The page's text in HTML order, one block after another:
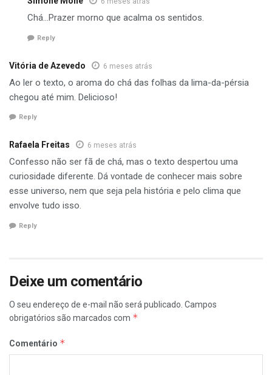
Chá…Prazer morno que acalma os sentidos.
Reply
Vitória de Azevedo 6 meses atrás
Ao ler o texto, o aroma do chá das folhas da lima-da-pérsia
chegou até mim. Delicioso!
Reply
Rafaela Freitas 6 meses atrás
Confesso não ser fã de chá, mas o texto despertou uma
curiosidade diferente. Dá vontade de conhecer mais sobre
esse universo, nem que seja pela história e pelo clima que
envolve tudo isso.
Reply
Deixe um comentário
O seu endereço de e-mail não será publicado. Campos
obrigatórios são marcados com *
Comentário *